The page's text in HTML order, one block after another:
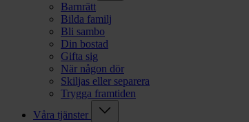
Barnrätt
Bilda familj
Bli sambo
Din bostad
Gifta sig
När någon dör
Skiljas eller separera
Trygga framtiden
Våra tjänster